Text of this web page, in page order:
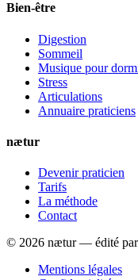
Bien-être
Digestion
Sommeil
Musique pour
Stress
Articulations
Annuaire praticiens
nætur
Devenir praticien
Tarifs
La méthode
Contact
© 2026 nætur — édité par
Mentions légales